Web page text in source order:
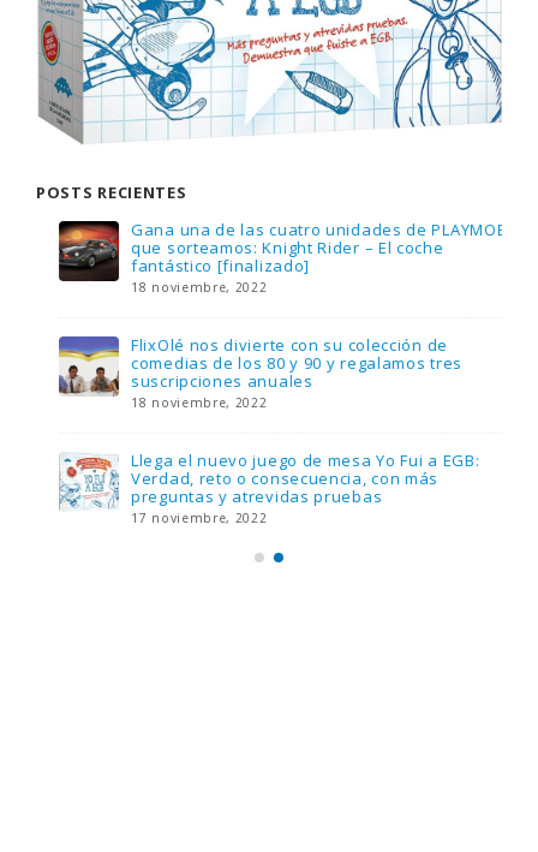
POSTS RECIENTES
Gana una de las cuatro unidades de PLAYMOBIL
que sorteamos: Knight Rider – El coche
fantástico [finalizado]
18 noviembre, 2022
FlixOlé nos divierte con su colección de
comedias de los 80 y 90 y regalamos tres
suscripciones anuales
18 noviembre, 2022
Llega el nuevo juego de mesa Yo Fui a EGB:
Verdad, reto o consecuencia, con más
preguntas y atrevidas pruebas
17 noviembre, 2022